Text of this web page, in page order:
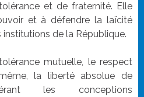
et de fraternité. Elle
et à défendre la laïcité
de la République.
mutuelle, le respect
la liberté absolue de
les conceptions